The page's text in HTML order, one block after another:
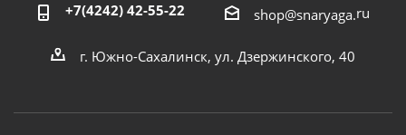
+7(4242) 42-55-22 shop@snaryaga.ru
г. Южно-Сахалинск, ул. Дзержинского, 40